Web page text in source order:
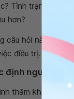
Tình trạng này
hơn?
câu hỏi này sẽ
điều trị.
định nguyên
thăm khám,